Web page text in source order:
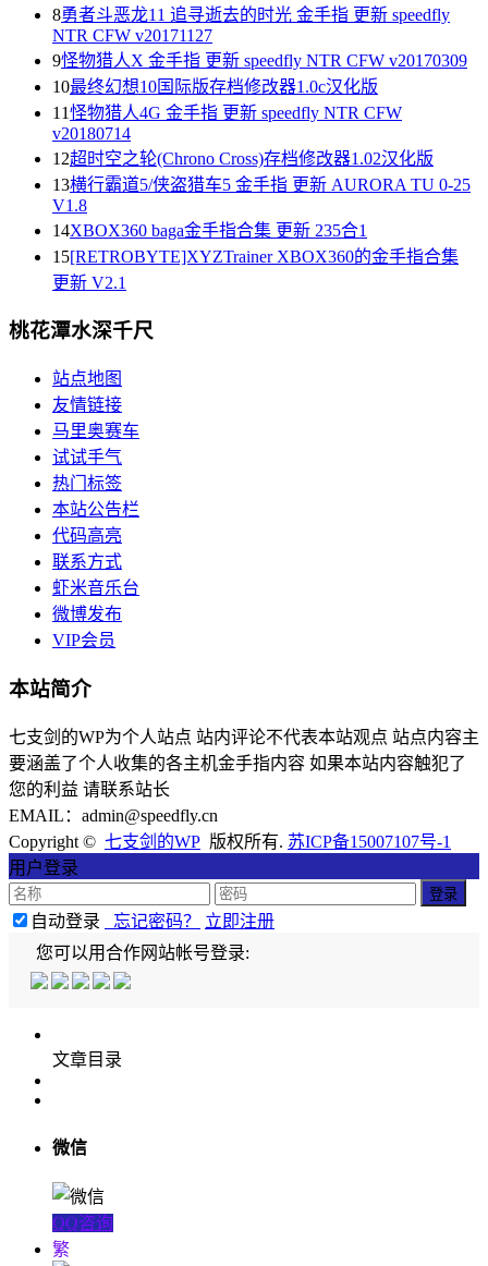
8勇者斗恶龙11 追寻逝去的时光 金手指 更新 speedfly
NTR CFW v20171127
9怪物猎人X 金手指 更新 speedfly NTR CFW v20170309
10最终幻想10国际版存档修改器1.0c汉化版
11怪物猎人4G 金手指 更新 speedfly NTR CFW
v20180714
12超时空之轮(Chrono Cross)存档修改器1.02汉化版
13横行霸道5/侠盗猎车5 金手指 更新 AURORA TU 0-25
V1.8
14XBOX360 baga金手指合集 更新 235合1
15[RETROBYTE]XYZTrainer XBOX360的金手指合集
更新 V2.1
桃花潭水深千尺
站点地图
友情链接
马里奥赛车
试试手气
热门标签
本站公告栏
代码高亮
联系方式
虾米音乐台
微博发布
VIP会员
本站简介
七支剑的WP为个人站点 站内评论不代表本站观点 站点内容主
要涵盖了个人收集的各主机金手指内容 如果本站内容触犯了
您的利益 请联系站长
EMAIL：admin@speedfly.cn
Copyright © 七支剑的WP 版权所有. 苏ICP备15007107号-1
用户登录
自动登录 忘记密码？
立即注册
您可以用合作网站帐号登录:
文章目录
微信
QQ咨询
繁